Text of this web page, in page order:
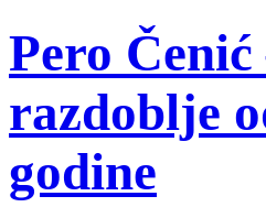
Pero
razdoblje
godine